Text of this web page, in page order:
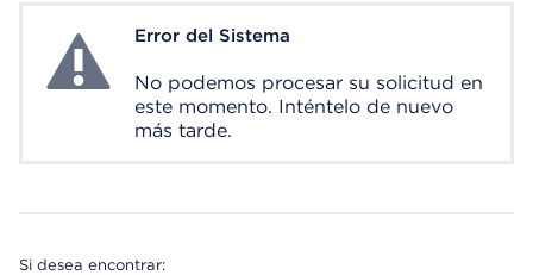
System ErrorError del Sistema
No podemos procesar su solicitud en
este momento. Inténtelo de nuevo
más tarde.
Si desea encontrar: